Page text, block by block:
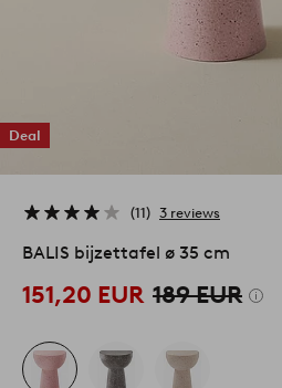
Deal
11 3 reviews
BALIS bijzettafel ø 35 cm
151,20 EUR 189 EUR